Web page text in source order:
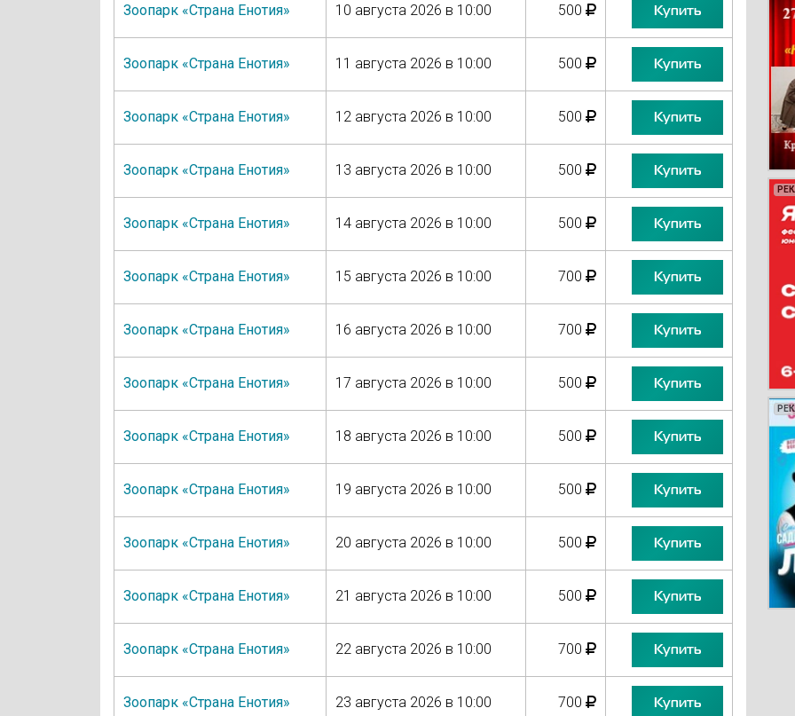
Зоопарк «Страна Енотия» 10 августа 2026 в 10:00 500 Купить
Зоопарк «Страна Енотия» 11 августа 2026 в 10:00 500 Купить
Зоопарк «Страна Енотия» 12 августа 2026 в 10:00 500 Купить
Зоопарк «Страна Енотия» 13 августа 2026 в 10:00 500 Купить
Зоопарк «Страна Енотия» 14 августа 2026 в 10:00 500 Купить
Зоопарк «Страна Енотия» 15 августа 2026 в 10:00 700 Купить
Зоопарк «Страна Енотия» 16 августа 2026 в 10:00 700 Купить
Зоопарк «Страна Енотия» 17 августа 2026 в 10:00 500 Купить
Зоопарк «Страна Енотия» 18 августа 2026 в 10:00 500 Купить
Зоопарк «Страна Енотия» 19 августа 2026 в 10:00 500 Купить
Зоопарк «Страна Енотия» 20 августа 2026 в 10:00 500 Купить
Зоопарк «Страна Енотия» 21 августа 2026 в 10:00 500 Купить
Зоопарк «Страна Енотия» 22 августа 2026 в 10:00 700 Купить
Зоопарк «Страна Енотия» 23 августа 2026 в 10:00 700 Купить